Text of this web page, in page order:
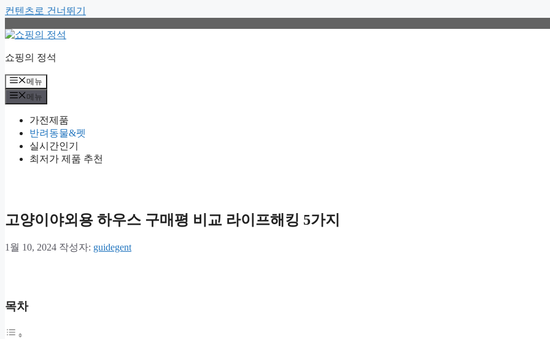
컨텐츠로 건너뛰기
쇼핑의 정석
메뉴
메뉴
가전제품
반려동물&펫
실시간인기
최저가 제품 추천
고양이야외용 하우스 구매평 비교 라이프해킹 5가지
1월 10, 2024 작성자: guidegent
목차